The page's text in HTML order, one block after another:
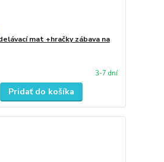
mat +hračky zábava na
3-7 dní
Pridať do košíka